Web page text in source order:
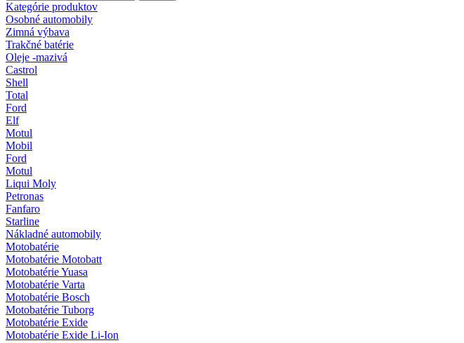
Kategórie produktov
Osobné automobily
Zimná výbava
Trakčné batérie
Oleje -mazivá
Castrol
Shell
Total
Ford
Elf
Motul
Mobil
Ford
Motul
Liqui Moly
Petronas
Fanfaro
Starline
Nákladné automobily
Motobatérie
Motobatérie Motobatt
Motobatérie Yuasa
Motobatérie Varta
Motobatérie Bosch
Motobatérie Tuborg
Motobatérie Exide
Motobatérie Exide Li-Ion